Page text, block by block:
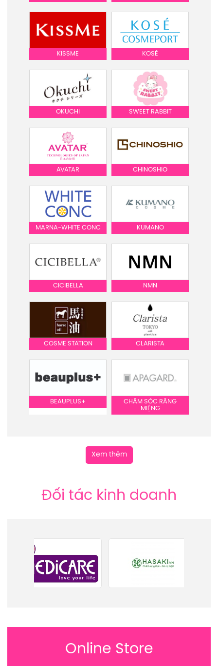
KISSME KOSÉ
OKUCHI SWEET RABBIT
AVATAR CHINOSHIO
MARNA-WHITE CONC KUMANO
CICIBELLA NMN
COSME STATION CLARISTA
BEAUPLUS+
CHĂM SÓC RĂNG
MIỆNG
Xem thêm
Đối tác kinh doanh
Online Store